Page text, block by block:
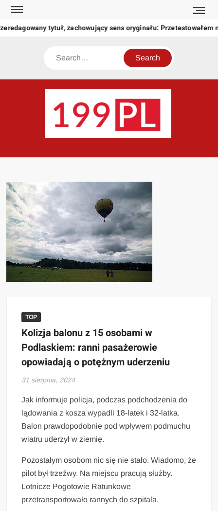
Skip
content
tytuł, zachowujący sens oryginału: Przetestowałem
Search
świat
TOP
Kolizja balonu z 15 osobami w
Podlaskiem: ranni pasażerowie
opowiadają o potężnym uderzeniu
31 sierpnia, 2024
Jak informuje policja, podczas podchodzenia do
lądowania z kosza wypadli 18-latek i 32-latka.
Balon prawdopodobnie pod wpływem podmuchu
wiatru uderzył w ziemię.
Pozostałym osobom nic się nie stało. Wiadomo, że
pilot był trzeźwy. Na miejscu pracują służby.
Lotnicze Pogotowie Ratunkowe
przetransportowało rannych do szpitala.